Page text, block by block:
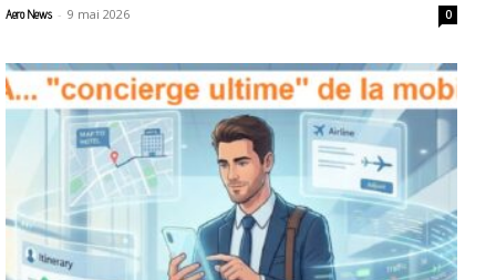
Aero News - 9 mai 2026 0